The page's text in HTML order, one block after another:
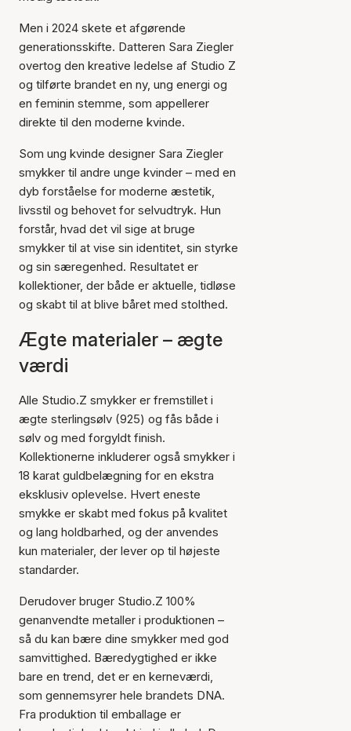
Men i 2024 skete et afgørende
generationsskifte. Datteren Sara Ziegler
overtog den kreative ledelse af Studio Z
og tilførte brandet en ny, ung energi og
en feminin stemme, som appellerer
direkte til den moderne kvinde.
Som ung kvinde designer Sara Ziegler
smykker til andre unge kvinder – med en
dyb forståelse for moderne æstetik,
livsstil og behovet for selvudtryk. Hun
forstår, hvad det vil sige at bruge
smykker til at vise sin identitet, sin styrke
og sin særegenhed. Resultatet er
kollektioner, der både er aktuelle, tidløse
og skabt til at blive båret med stolthed.
Ægte materialer – ægte
værdi
Alle Studio.Z smykker er fremstillet i
ægte sterlingsølv (925) og fås både i
sølv og med forgyldt finish.
Kollektionerne inkluderer også smykker i
18 karat guldbelægning for en ekstra
eksklusiv oplevelse. Hvert eneste
smykke er skabt med fokus på kvalitet
og lang holdbarhed, og der anvendes
kun materialer, der lever op til højeste
standarder.
Derudover bruger Studio.Z 100%
genanvendte metaller i produktionen –
så du kan bære dine smykker med god
samvittighed. Bæredygtighed er ikke
bare en trend, det er en kerneværdi,
som gennemsyrer hele brandets DNA.
Fra produktion til emballage er